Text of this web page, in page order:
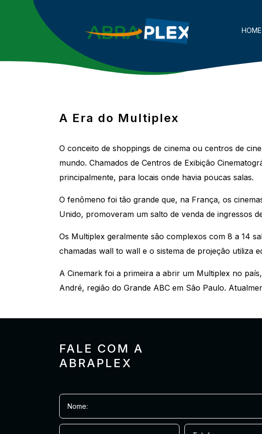
HOME
A Era do Multiplex
O conceito de shoppings de cinema ou centros de
mundo. Chamados de Centros de Exibição
principalmente, para locais onde havia poucas salas.
O fenômeno foi tão grande que, na França, os
Unido, promoveram um salto de venda de ingressos
Os Multiplex geralmente são complexos com 8 a 14
chamadas wall to wall e o sistema de projeção utiliza
A Cinemark foi a primeira a abrir um Multiplex no
André, região do Grande ABC em São Paulo.
FALE COM A
ABRAPLEX
Nome: